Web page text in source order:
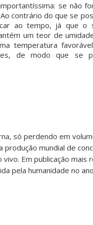
se não
contrário do que se
ao tempo, já que
um teor de
temperatura
de modo que se
só perdendo em
produção mundial de
Em publicação
pela humanidade no